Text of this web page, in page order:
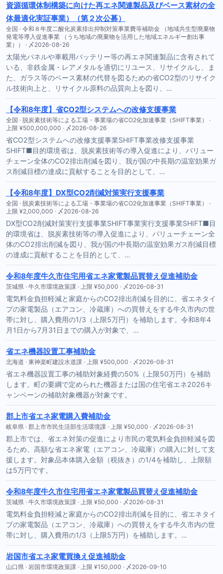
資源循環体制構築に向けた再エネ関連製品及びベース素材の全
体最適化実証事業）（第２次公募）
全国 · 令和８年度二酸化炭素排出抑制対策事業費等補助金 （地域共生型廃棄物
発電等導入促進事業 （うち地域の廃棄物を活用した地域エネルギー創出事
業）） · 〆2026-08-26
太陽光パネルや車載用バッテリー等の再エネ関連製品に含有されて
いる、非鉄金属・レアメタルを適切にリユース、リサイクルし、ま
た、ガラス等のベース素材の代替を図るための省CO2型のリサイク
ル技術向上と、リサイクル原料の品質向上を図り、…
【令和8年度】省CO2型システムへの改修支援事業
全国 · 脱炭素技術等による工場・事業場の省CO2化加速事業（SHIFT事業） ·
上限 ¥500,000,000 · 〆2026-08-26
省CO2型システムへの改修支援事業SHIFT事業改修支援事業
SHIFT■目的環境省は、脱炭素技術等の導入促進により、バリュー
チェーン全体のCO2排出削減を図り、我が国の中長期の温室効果ガ
ス削減目標の達成に貢献することを目的として、…
【令和8年度】DX型CO2削減対策実行支援事業
全国 · 脱炭素技術等による工場・事業場の省CO2化加速事業（SHIFT事業） ·
上限 ¥2,000,000 · 〆2026-08-26
DX型CO2削減対策実行支援事業SHIFT事業実行支援事業SHIFT■目
的環境省は、脱炭素技術等の導入促進により、バリューチェーン全
体のCO2排出削減を図り、我が国の中長期の温室効果ガス削減目標
の達成に貢献することを目的として、…
令和8年度牛久市住宅用省エネ家電製品買替え促進補助金
茨城県 · 牛久市環境政策課 · 上限 ¥50,000 · 〆2026-08-31
電気料金負担軽減と家庭からのCO2排出削減を目的に、省エネタイ
プの家電製品（エアコン、冷蔵庫）への買替えをする牛久市内の世
帯に対し、購入費用の1/3（上限5万円）を補助します。令和8年4
月1日から7月31日までの購入が対象で、…
省エネ機器設置工事補助金
北海道 · 東神楽町建設水道課 · 上限 ¥500,000 · 〆2026-08-31
省エネ機器設置工事の補助対象経費の50%（上限50万円）を補助
します。町の要綱で定められた機器または国の住宅省エネ2026キ
ャンペーンの補助対象機器が対象です。
郡上市省エネ家電購入費補助金
岐阜県 · 郡上市市民生活部生活環境課 · 上限 ¥50,000 · 〆2026-08-31
郡上市では、省エネ対策の促進により市民の電気料金負担軽減を図
るため、高額な省エネ家電（エアコン、冷蔵庫）の購入に対して支
援します。対象品本体購入金額（税抜き）の1/4を補助し、上限額
は5万円です。
令和8年度牛久市住宅用省エネ家電製品買替え促進補助金
茨城県 · 牛久市環境政策課 · 上限 ¥50,000 · 〆2026-08-31
電気料金負担軽減と家庭からのCO2排出削減を目的に、省エネタイ
プの家電製品（エアコン、冷蔵庫）への買替えをする牛久市内の世
帯に対し、購入費用の1/3（上限5万円）を補助します。…
岩国市省エネ家電買換え促進補助金
山口県 · 岩国市環境政策課 · 上限 ¥150,000 · 〆2026-09-10